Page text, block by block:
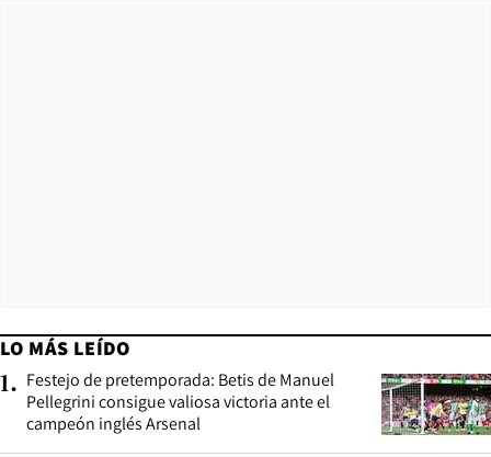
LO MÁS LEÍDO
1. Festejo de pretemporada: Betis de Manuel
Pellegrini consigue valiosa victoria ante el
campeón inglés Arsenal